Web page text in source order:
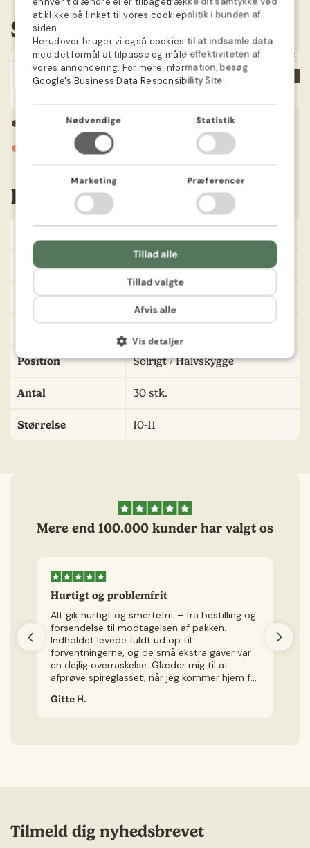
Såkalender
FEB MAR APR MAJ JUN JUL AUG SEP OKT NOV DEC
● Plantning
●
Information
Sådybde 10 cm
Såafstand 12 cm
Position Solrigt / Halvskygge
Antal 30 stk.
Størrelse 10-11
Mere end 100.000 kunder har valgt os
Hurtigt og problemfrit
Alt gik hurtigt og smertefrit – fra bestilling og
forsendelse til modtagelsen af pakken.
Indholdet levede fuldt ud op til
forventningerne, og de små ekstra gaver var
en dejlig overraskelse. Glæder mig til at
afprøve spireglasset, når jeg kommer hjem fra
Gitte H.
Tilmeld dig nyhedsbrevet
SWEDISH
NORWEGIAN
DUTCH
FRENCH
at klikke på linket til vores cookiepolitik i bunden af
siden.
Herudover bruger vi også cookies til at indsamle data
med det formål at tilpasse og måle effektiviteten af
vores annoncering. For mere information, besøg
Google's Business Data Responsibility Site.
Nødvendige Statistik
Marketing Præferencer
Tillad valgte
Tillad alle
Afvis alle
Vis detaljer
Se med det samme, om du har vundet.
Tilmeld dig herunder 👇
Fornavn
E-mail
Se om du har vundet 👀
Ved deltagelse siger du ja til at modtage e-mails fra
Bland Selv Frø med tilbud, tips og nyheder om frø,
løg og blomster. Du kan til enhver tid afmelde dig.